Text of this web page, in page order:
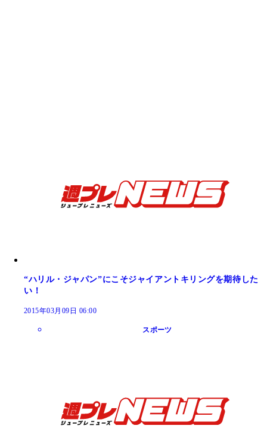
“ハリル・ジャパン”にこそジャイアントキリングを期待した
い！
2015年03月09日 06:00
スポーツ